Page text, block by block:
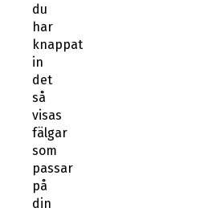
du
har
knappat
in
det
så
visas
fälgar
som
passar
på
din